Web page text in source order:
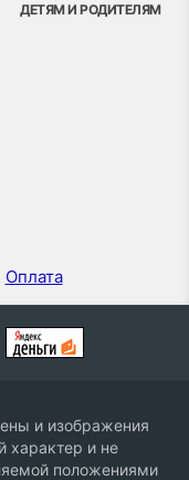
ДЕТЯМ И РОДИТЕЛЯМ
Оплата
и изображения
характер и не
положениями